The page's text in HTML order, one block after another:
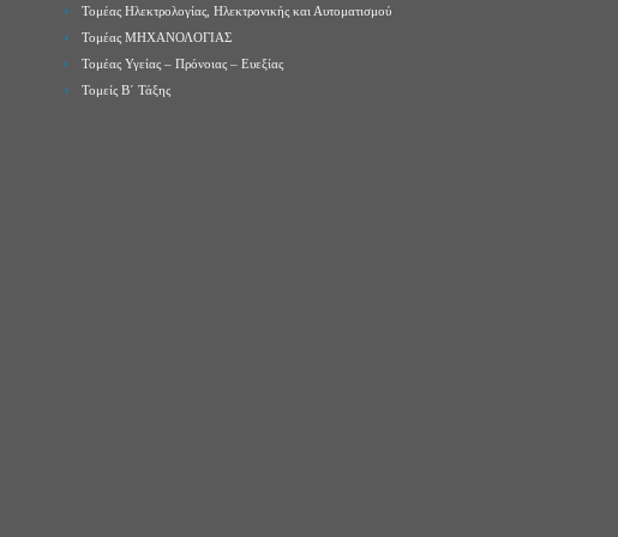
Τομέας Ηλεκτρολογίας, Ηλεκτρονικής και Αυτοματισμού
Τομέας ΜΗΧΑΝΟΛΟΓΙΑΣ
Τομέας Υγείας – Πρόνοιας – Ευεξίας
Τομείς Β΄ Τάξης